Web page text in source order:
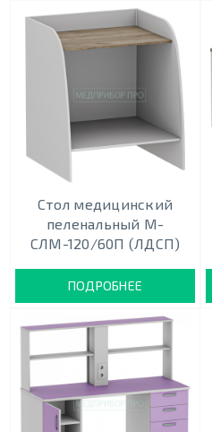
Стол медицинский
пеленальный М-
СЛМ-120/60П (ЛДСП)
ПОДРОБНЕЕ